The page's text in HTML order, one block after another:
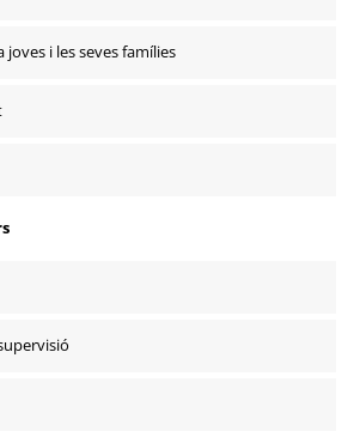
joves i les seves famílies